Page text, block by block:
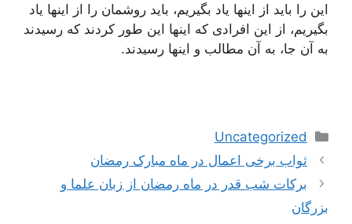
این را باید از اینها یاد بگیریم، باید روشمان را از اینها یاد
بگیریم، از این افرادی كه اینها این طور كردند كه رسیدند
به آن جا، به آن مطالب و اینها رسیدند.
دسته‌ها
Uncategorized
ناوبری
نوشته‌ها
ثواب برخی اعمال در ماه مبارک رمضان
برکات شب قدر در ماه رمضان از زبان علما و
بزرگان